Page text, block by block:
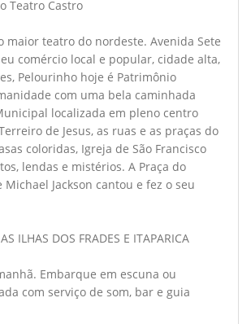
Teatro Castro
maior teatro do nordeste. Avenida Sete
comércio local e popular, cidade alta,
Pelourinho hoje é Patrimônio
com uma bela caminhada
localizada em pleno centro
de Jesus, as ruas e as praças do
coloridas, Igreja de São Francisco
lendas e mistérios. A Praça do
Jackson cantou e fez o seu
ILHAS DOS FRADES E ITAPARICA
Embarque em escuna ou
com serviço de som, bar e guia